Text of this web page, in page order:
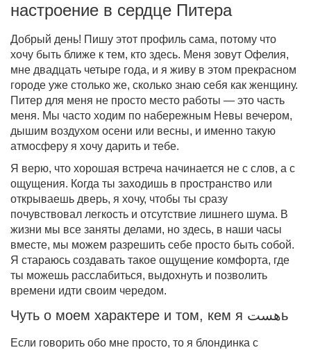
настроение в сердце Питера
Добрый день! Пишу этот профиль сама, потому что
хочу быть ближе к тем, кто здесь. Меня зовут Офелия,
мне двадцать четыре года, и я живу в этом прекрасном
городе уже столько же, сколько знаю себя как женщину.
Питер для меня не просто место работы — это часть
меня. Мы часто ходим по набережным Невы вечером,
дышим воздухом осени или весны, и именно такую
атмосферу я хочу дарить и тебе.
Я верю, что хорошая встреча начинается не с слов, а с
ощущения. Когда ты заходишь в пространство или
открываешь дверь, я хочу, чтобы ты сразу
почувствовал легкость и отсутствие лишнего шума. В
жизни мы все заняты делами, но здесь, в наши часы
вместе, мы можем разрешить себе просто быть собой.
Я стараюсь создавать такое ощущение комфорта, где
ты можешь расслабиться, выдохнуть и позволить
времени идти своим чередом.
Чуть о моем характере и том, кем я هستь
Если говорить обо мне просто, то я блондинка с